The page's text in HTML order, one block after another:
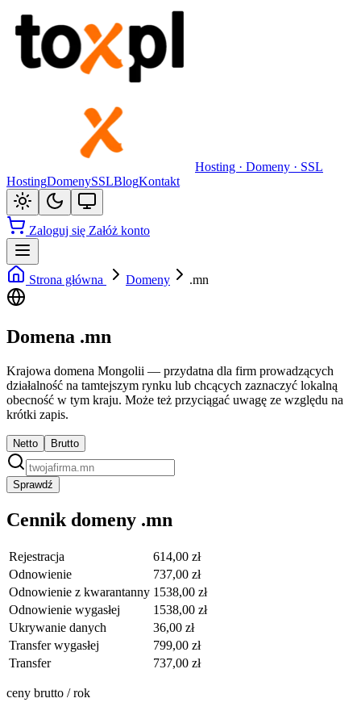
Hosting · Domeny · SSL
HostingDomenySSLBlogKontakt
Zaloguj się Załóż konto
Strona główna Domeny .mn
Domena .mn
Krajowa domena Mongolii — przydatna dla firm prowadzących
działalność na tamtejszym rynku lub chcących zaznaczyć lokalną
obecność w tym kraju. Może też przyciągać uwagę ze względu na
krótki zapis.
Netto Brutto
Sprawdź
Cennik domeny .mn
Rejestracja
614,00 zł
Odnowienie
737,00 zł
Odnowienie z kwarantanny 1538,00 zł
Odnowienie wygasłej
1538,00 zł
Ukrywanie danych
36,00 zł
Transfer wygasłej
799,00 zł
Transfer
737,00 zł
ceny brutto / rok